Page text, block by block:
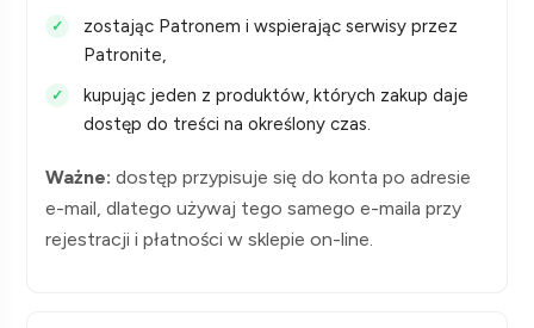
zostając Patronem i wspierając serwisy przez
Patronite,
kupując jeden z produktów, których zakup daje
dostęp do treści na określony czas.
Ważne: dostęp przypisuje się do konta po adresie
e-mail, dlatego używaj tego samego e-maila przy
rejestracji i płatności w sklepie on-line.